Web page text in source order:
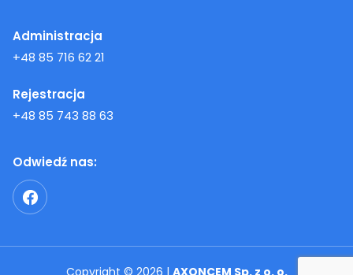
Administracja
+48 85 716 62 21
Rejestracja
+48 85 743 88 63
Odwiedź nas: